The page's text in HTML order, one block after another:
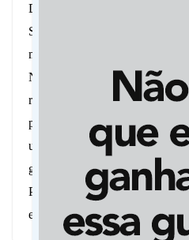
Dos cerca de R$ 9 nmilhões
São Lourenço, mais de R$
município de Jaciara, o maior e
Na área da saúde, por
recursos para aquisição de
pacientes e também para
ultrassonografia. Para o
garantida em 2017, o
Prefeitura ainda não
equipamento para atender a